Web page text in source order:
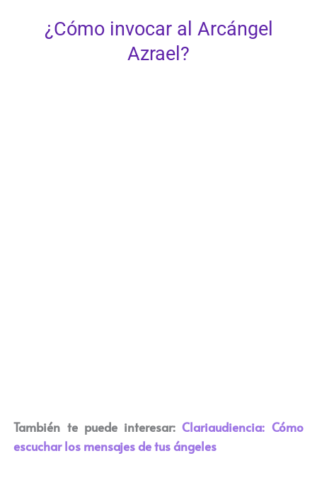
¿Cómo invocar al Arcángel
Azrael?
También te puede interesar:Clariaudiencia: Cómo
escuchar los mensajes de tus ángeles